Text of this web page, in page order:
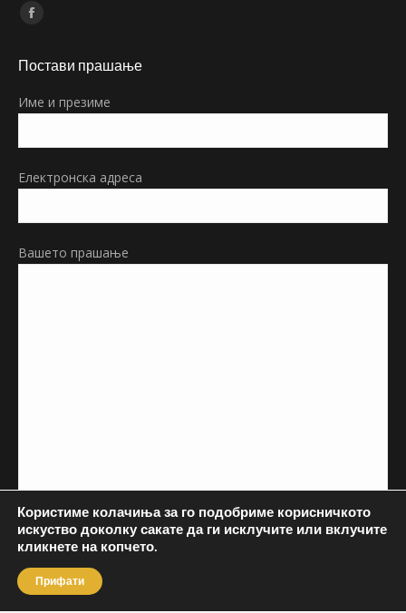
Find us on:
Facebook
opens
new
Постави прашање
Име и презиме
Електронска адреса
Вашето прашање
Користиме колачиња за го подобриме корисничкото
искуство доколку сакате да ги исклучите или вклучите
кликнете на копчето.
Прифати